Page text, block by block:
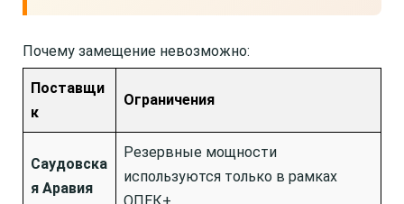
Почему замещение невозможно:
Поставщи
к
Ограничения
Саудовска
я Аравия
Резервные мощности
используются только в рамках